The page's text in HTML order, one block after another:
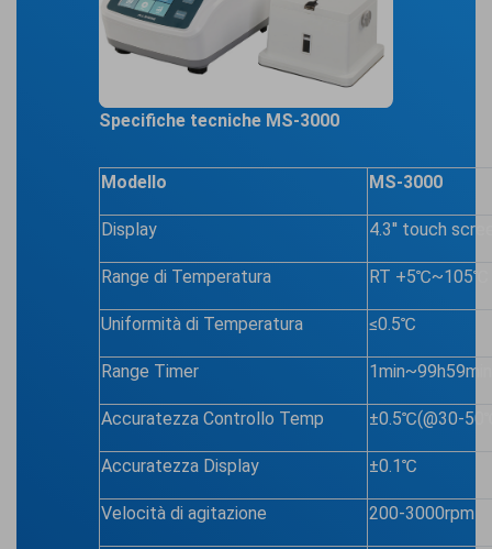
Specifiche tecniche MS-3000
Modello MS-3000
Display 4.3'' touch
Range di Temperatura RT +5℃~105℃
Uniformità di Temperatura ≤0.5℃
Range Timer 1min~99h59min
Accuratezza Controllo Temp ±0.5℃(@30-
Accuratezza Display ±0.1℃
Velocità di agitazione 200-3000rpm